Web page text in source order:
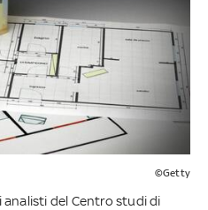
©Getty
analisti del Centro studi di